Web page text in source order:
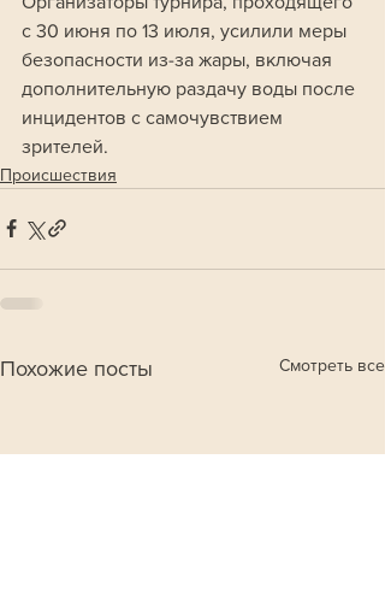
с 30 июня по 13 июля, усилили меры
безопасности из-за жары, включая
дополнительную раздачу воды после
инцидентов с самочувствием
зрителей.
Происшествия
Похожие посты Смотреть все